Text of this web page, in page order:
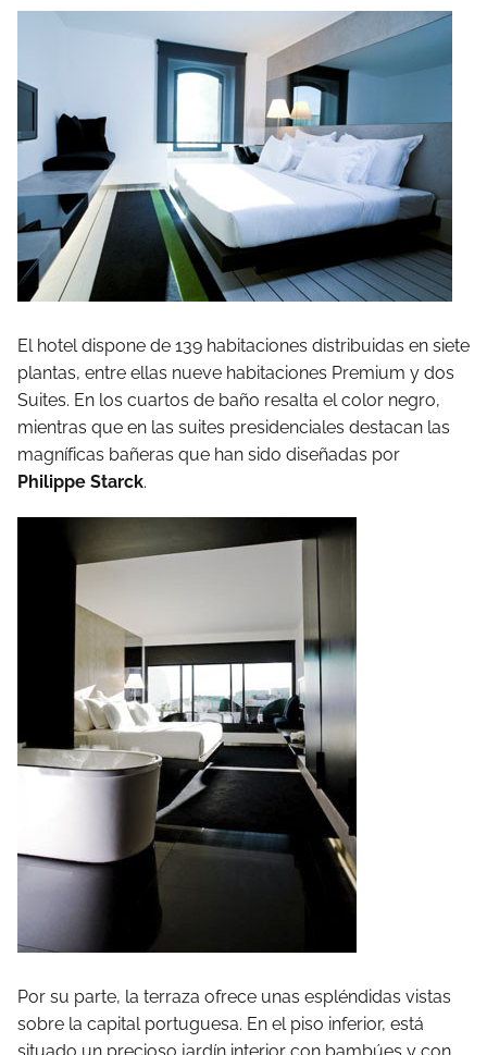
El hotel dispone de 139 habitaciones distribuidas en siete
plantas, entre ellas nueve habitaciones Premium y dos
Suites. En los cuartos de baño resalta el color negro,
mientras que en las suites presidenciales destacan las
magníficas bañeras que han sido diseñadas por
Philippe Starck.
Por su parte, la terraza ofrece unas espléndidas vistas
sobre la capital portuguesa. En el piso inferior, está